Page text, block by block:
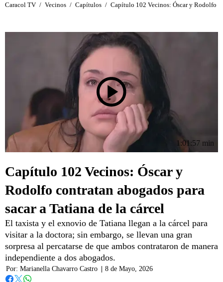
Caracol TV / Vecinos / Capítulos / Capítulo 102 Vecinos: Óscar y Rodolfo
1:01:57 min
Capítulo 102 Vecinos: Óscar y
Rodolfo contratan abogados para
sacar a Tatiana de la cárcel
El taxista y el exnovio de Tatiana llegan a la cárcel para
visitar a la doctora; sin embargo, se llevan una gran
sorpresa al percatarse de que ambos contrataron de manera
independiente a dos abogados.
Por: Marianella Chavarro Castro 8 de Mayo, 2026